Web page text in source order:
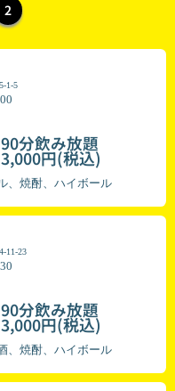
2
1-5
90分飲み放題
3,000円(税込)
、焼酎、ハイボール
11-23
90分飲み放題
3,000円(税込)
、焼酎、ハイボール